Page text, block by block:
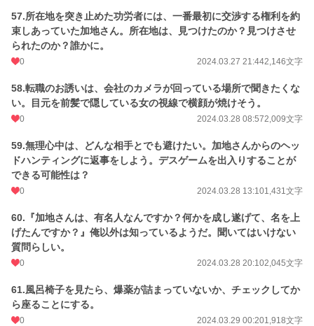
57.所在地を突き止めた功労者には、一番最初に交渉する権利を約
束しあっていた加地さん。所在地は、見つけたのか？見つけさせ
られたのか？誰かに。
0 2024.03.27 21:442,146文字
58.転職のお誘いは、会社のカメラが回っている場所で聞きたくな
い。目元を前髪で隠している女の視線で横顔が焼けそう。
0 2024.03.28 08:572,009文字
59.無理心中は、どんな相手とでも避けたい。加地さんからのヘッ
ドハンティングに返事をしよう。デスゲームを出入りすることが
できる可能性は？
0 2024.03.28 13:101,431文字
60.『加地さんは、有名人なんですか？何かを成し遂げて、名を上
げたんですか？』俺以外は知っているようだ。聞いてはいけない
質問らしい。
0 2024.03.28 20:102,045文字
61.風呂椅子を見たら、爆薬が詰まっていないか、チェックしてか
ら座ることにする。
0 2024.03.29 00:201,918文字